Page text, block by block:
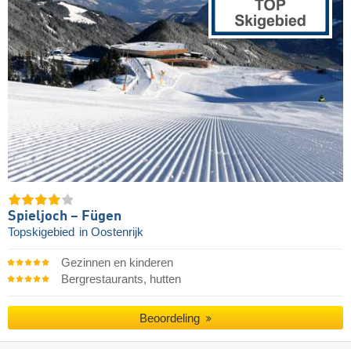
Spieljoch – Fügen
Topskigebied in Oostenrijk
Gezinnen en kinderen
Bergrestaurants, hutten
Beoordeling